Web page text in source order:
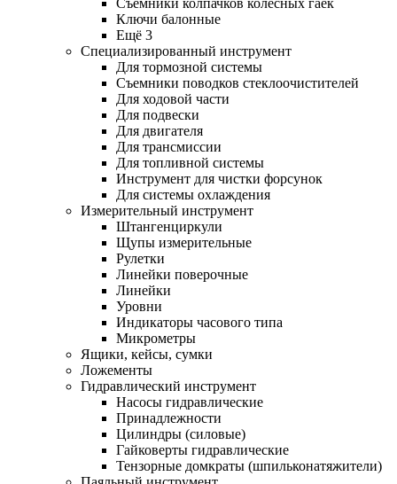
Съемники колпачков колесных гаек
Ключи балонные
Ещё 3
Специализированный инструмент
Для тормозной системы
Съемники поводков стеклоочистителей
Для ходовой части
Для подвески
Для двигателя
Для трансмиссии
Для топливной системы
Инструмент для чистки форсунок
Для системы охлаждения
Измерительный инструмент
Штангенциркули
Щупы измерительные
Рулетки
Линейки поверочные
Линейки
Уровни
Индикаторы часового типа
Микрометры
Ящики, кейсы, сумки
Ложементы
Гидравлический инструмент
Насосы гидравлические
Принадлежности
Цилиндры (силовые)
Гайковерты гидравлические
Тензорные домкраты (шпильконатяжители)